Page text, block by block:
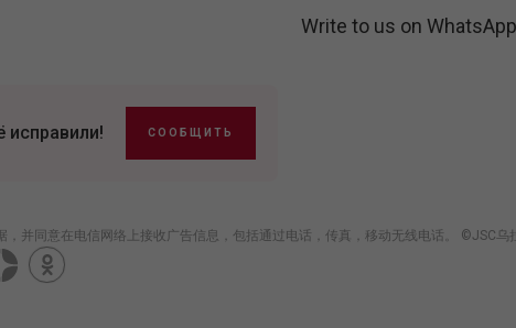
Write to us on
СООБЩИТЬ
并同意在电信网络上接收广告信息，包括通过电话，传真，移动无线电话。 ©JSC乌